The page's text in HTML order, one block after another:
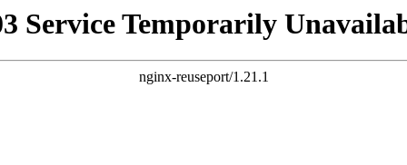
Service Temporarily
nginx-reuseport/1.21.1